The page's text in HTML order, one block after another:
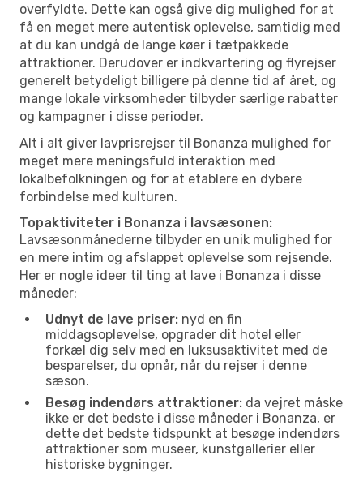
overfyldte. Dette kan også give dig mulighed for at
få en meget mere autentisk oplevelse, samtidig med
at du kan undgå de lange køer i tætpakkede
attraktioner. Derudover er indkvartering og flyrejser
generelt betydeligt billigere på denne tid af året, og
mange lokale virksomheder tilbyder særlige rabatter
og kampagner i disse perioder.
Alt i alt giver lavprisrejser til Bonanza mulighed for
meget mere meningsfuld interaktion med
lokalbefolkningen og for at etablere en dybere
forbindelse med kulturen.
Topaktiviteter i Bonanza i lavsæsonen:
Lavsæsonmånederne tilbyder en unik mulighed for
en mere intim og afslappet oplevelse som rejsende.
Her er nogle ideer til ting at lave i Bonanza i disse
måneder:
Udnyt de lave priser: nyd en fin
middagsoplevelse, opgrader dit hotel eller
forkæl dig selv med en luksusaktivitet med de
besparelser, du opnår, når du rejser i denne
sæson.
Besøg indendørs attraktioner: da vejret måske
ikke er det bedste i disse måneder i Bonanza, er
dette det bedste tidspunkt at besøge indendørs
attraktioner som museer, kunstgallerier eller
historiske bygninger.